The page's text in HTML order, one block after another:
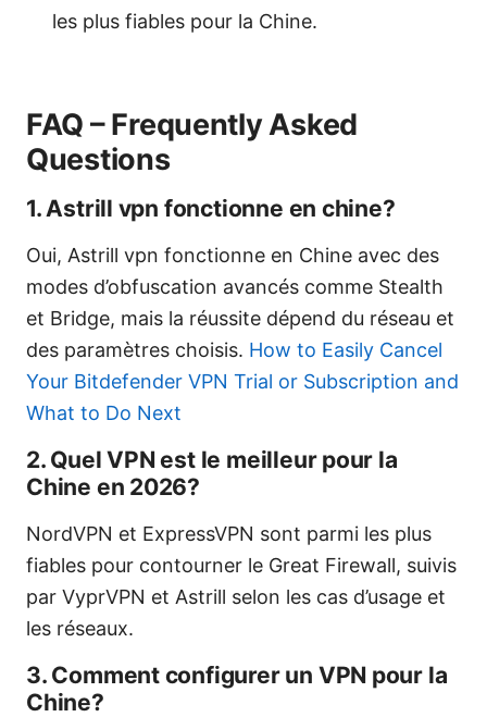
les plus fiables pour la Chine.
FAQ – Frequently Asked
Questions
1. Astrill vpn fonctionne en chine?
Oui, Astrill vpn fonctionne en Chine avec des
modes d’obfuscation avancés comme Stealth
et Bridge, mais la réussite dépend du réseau et
des paramètres choisis. How to Easily Cancel
Your Bitdefender VPN Trial or Subscription and
What to Do Next
2. Quel VPN est le meilleur pour la
Chine en 2026?
NordVPN et ExpressVPN sont parmi les plus
fiables pour contourner le Great Firewall, suivis
par VyprVPN et Astrill selon les cas d’usage et
les réseaux.
3. Comment configurer un VPN pour la
Chine?